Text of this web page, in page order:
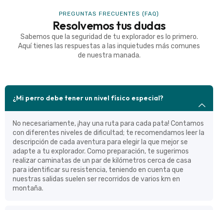
PREGUNTAS FRECUENTES (FAQ)
Resolvemos tus dudas
Sabemos que la seguridad de tu explorador es lo primero.
Aquí tienes las respuestas a las inquietudes más comunes
de nuestra manada.
¿Mi perro debe tener un nivel físico especial?
No necesariamente, ¡hay una ruta para cada pata! Contamos
con diferentes niveles de dificultad; te recomendamos leer la
descripción de cada aventura para elegir la que mejor se
adapte a tu explorador. Como preparación, te sugerimos
realizar caminatas de un par de kilómetros cerca de casa
para identificar su resistencia, teniendo en cuenta que
nuestras salidas suelen ser recorridos de varios km en
montaña.